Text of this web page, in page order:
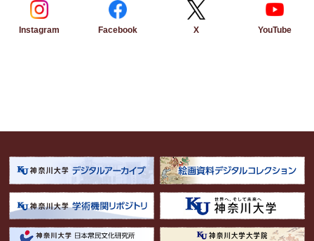
Instagram Facebook X YouTube